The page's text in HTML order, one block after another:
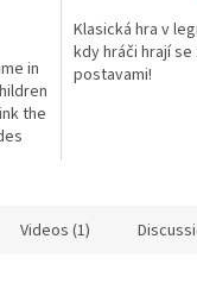
in
the
Klasická hra v
kdy hráči hrají
postavami!
Videos (1)